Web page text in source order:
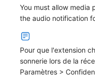
You must allow media
the audio notification
Pour que l'extension
sonnerie lors de la
Paramètres >